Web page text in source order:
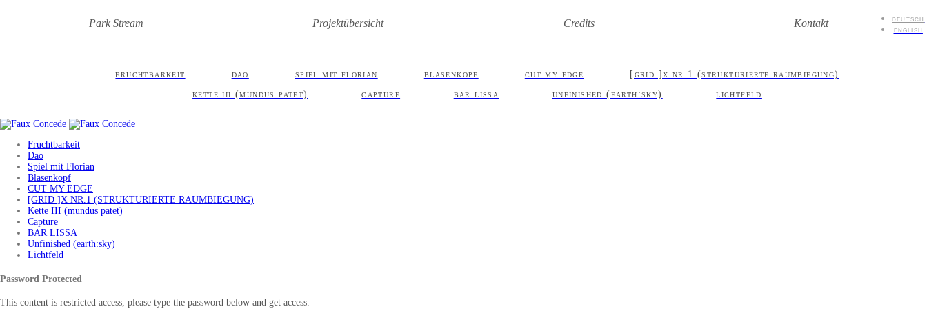
Park Stream Projektübersicht Credits Kontakt
deutsch
english
fruchtbarkeit dao spiel mit florian blasenkopf cut my edge
[grid ]x nr.1 (strukturierte raumbiegung)
kette iii (mundus patet)
capture bar lissa unfinished (earth:sky) lichtfeld
Fruchtbarkeit
Dao
Spiel mit Florian
Blasenkopf
CUT MY EDGE
[GRID ]X NR.1 (STRUKTURIERTE RAUMBIEGUNG)
Kette III (mundus patet)
Capture
BAR LISSA
Unfinished (earth:sky)
Lichtfeld
Password Protected
This content is restricted access, please type the password below and get access.